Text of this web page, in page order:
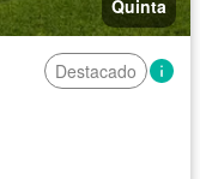
Quinta
Destacado